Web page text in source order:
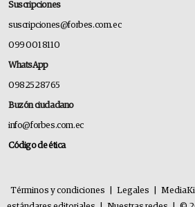
Suscripciones
suscripciones@forbes.com.ec
099 001 8110
WhatsApp
0982528765
Buzón ciudadano
info@forbes.com.ec
Código de ética
Términos y condiciones Legales